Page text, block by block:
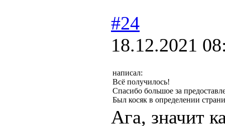
#24
18.12.2021
написал:
Всё получилось!
Спасибо большое за
Был косяк в определении
Ага, значит